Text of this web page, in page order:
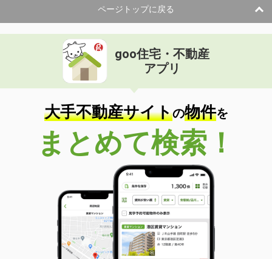
ページトップに戻る
goo住宅・不動産
アプリ
大手不動産サイトの物件を
まとめて検索！